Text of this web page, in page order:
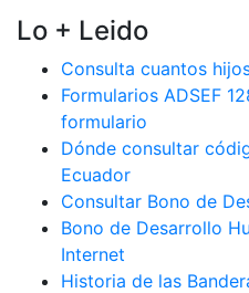
Lo + Leido
Consulta cuantos
Formularios ADSEF
formulario
Dónde consultar
Ecuador
Consultar Bono de
Bono de Desarrollo
Internet
Historia de las